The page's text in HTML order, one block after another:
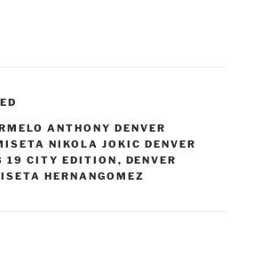
ANTHONY DENVER
NIKOLA JOKIC DENVER
19 CITY EDITION , DENVER
HERNANGOMEZ